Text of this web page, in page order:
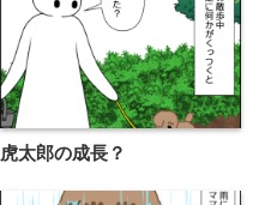
虎太郎の成長？